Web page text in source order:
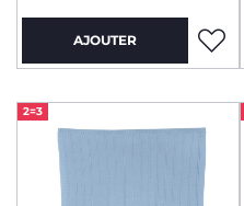
AJOUTER
2=3